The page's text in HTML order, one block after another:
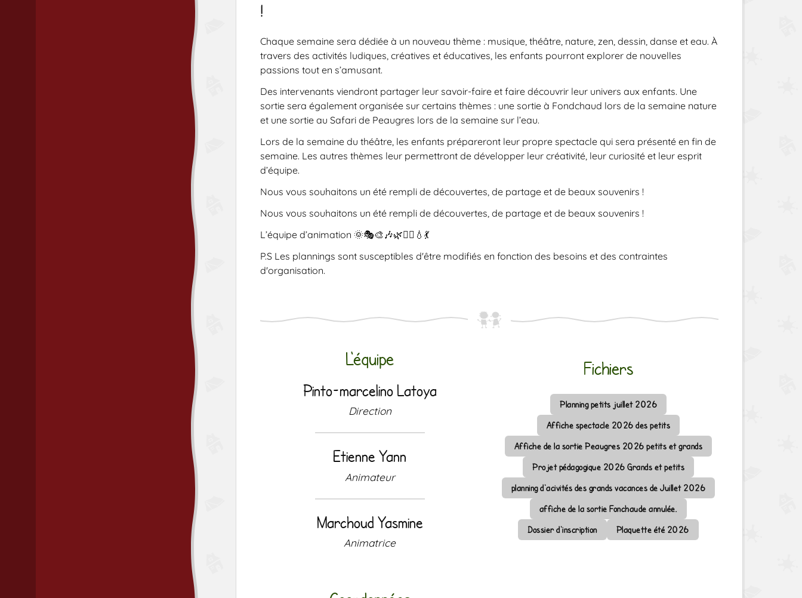
!
Chaque semaine sera dédiée à un nouveau thème : musique, théâtre, nature, zen, dessin, danse et eau. À
travers des activités ludiques, créatives et éducatives, les enfants pourront explorer de nouvelles
passions tout en s’amusant.
Des intervenants viendront partager leur savoir-faire et faire découvrir leur univers aux enfants. Une
sortiesera également organisée sur certains thèmes : une sortie à Fondchaud lors de la semaine nature
et une sortie au Safari de Peaugres lors de la semaine sur l’eau.
Lors de la semaine du théâtre, les enfants prépareront leur propre spectacle qui sera présenté en fin de
semaine. Les autres thèmes leur permettront de développer leur créativité, leur curiosité et leur esprit
d’équipe.
Nous vous souhaitons un été rempli de découvertes, de partage et de beaux souvenirs !
Nous vous souhaitons un été rempli de découvertes, de partage et de beaux souvenirs !
L’équipe d’animation 🌞🎭🎨🎶🌿🧘‍♀️💧💃
P.S Les plannings sont susceptibles d'être modifiés en fonction des besoins et des contraintes
d'organisation.
L'équipe
Pinto-marcelino Latoya
Direction
Etienne Yann
Animateur
Marchoud Yasmine
Animatrice
Fichiers
Planning petits juillet 2026
Affiche spectacle 2026 des petits
Affiche de la sortie Peaugres 2026 petits et grands
Projet pédagogique 2026 Grands et petits
planning d'acivités des grands vacances de Juillet 2026
affiche de la sortie Fonchaude annulée.
Dossier d'inscription
Plaquette été 2026